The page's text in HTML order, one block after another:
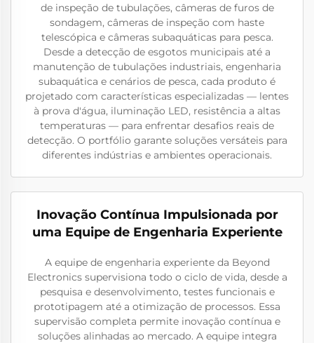
de inspeção de tubulações, câmeras de furos de
sondagem, câmeras de inspeção com haste
telescópica e câmeras subaquáticas para pesca.
Desde a detecção de esgotos municipais até a
manutenção de tubulações industriais, engenharia
subaquática e cenários de pesca, cada produto é
projetado com características especializadas — lentes
à prova d'água, iluminação LED, resistência a altas
temperaturas — para enfrentar desafios reais de
detecção. O portfólio garante soluções versáteis para
diferentes indústrias e ambientes operacionais.
Inovação Contínua Impulsionada por
uma Equipe de Engenharia Experiente
A equipe de engenharia experiente da Beyond
Electronics supervisiona todo o ciclo de vida, desde a
pesquisa e desenvolvimento, testes funcionais e
prototipagem até a otimização de processos. Essa
supervisão completa permite inovação contínua e
soluções alinhadas ao mercado. A equipe integra